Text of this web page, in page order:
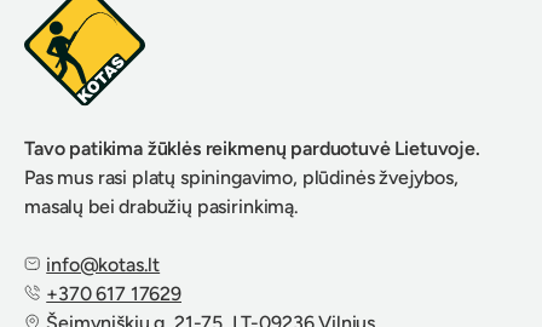
Tavo patikima žūklės reikmenų parduotuvė Lietuvoje.
Pas mus rasi platų spiningavimo, plūdinės žvejybos,
masalų bei drabužių pasirinkimą.
info@kotas.lt
+370 617 17629